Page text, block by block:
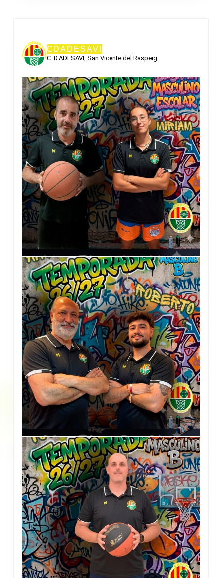
CDADESAVI
C. D.ADESAVI, San Vicente del Raspeig